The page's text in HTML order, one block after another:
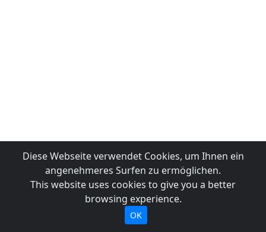
Diese Webseite verwendet Cookies, um Ihnen ein
angenehmeres Surfen zu ermöglichen.
This website uses cookies to give you a better
browsing experience.
OK